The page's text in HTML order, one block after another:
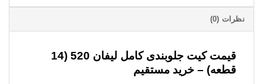
نظرات (0)
قیمت کیت جلوبندی کامل لیفان 520 (14
قطعه) – خرید مستقیم